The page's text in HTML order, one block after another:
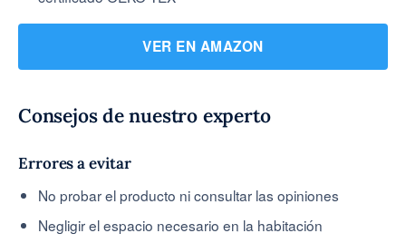
VER EN AMAZON
Consejos de nuestro experto
Errores a evitar
No probar el producto ni consultar las opiniones
Negligir el espacio necesario en la habitación